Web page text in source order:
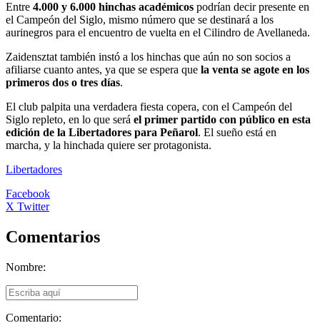
Entre 4.000 y 6.000 hinchas académicos podrían decir presente en
el Campeón del Siglo, mismo número que se destinará a los
aurinegros para el encuentro de vuelta en el Cilindro de Avellaneda.
Zaidensztat también instó a los hinchas que aún no son socios a
afiliarse cuanto antes, ya que se espera que la venta se agote en los
primeros dos o tres días.
El club palpita una verdadera fiesta copera, con el Campeón del
Siglo repleto, en lo que será el primer partido con público en esta
edición de la Libertadores para Peñarol. El sueño está en
marcha, y la hinchada quiere ser protagonista.
Libertadores
Facebook
X Twitter
Comentarios
Nombre:
Comentario: